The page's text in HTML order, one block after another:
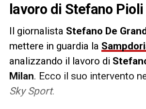
lavoro di Stefano
Il giornalista Stefano De
mettere in guardia la
analizzando il lavoro di
Milan. Ecco il suo intervento
Sky Sport.